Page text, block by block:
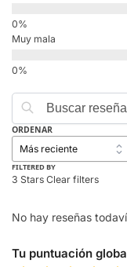
Muy mala
ORDENAR
FILTERED BY
3 Stars Clear filters
No hay reseñas
Tu puntuación